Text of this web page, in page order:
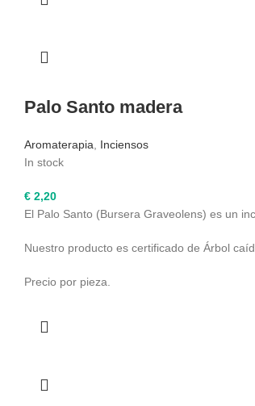
Palo Santo madera
Aromaterapia
Inciensos
In stock
€ 2,20
El Palo Santo (Bursera Graveolens) es un
Nuestro producto es certificado de Árbol
Precio por pieza.